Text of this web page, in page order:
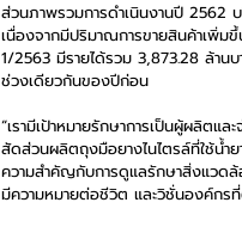
ส่วนภาพรวมการดำเนินงานปี 2562
เนื่องจากมีปริมาณการขายสินค้าเพิ่ม
1/2563 มีรายได้รวม 3,873.28 ล้าน
ช่วงเดียวกันของปีก่อน
“เรามีเป้าหมายรักษาการเป็นผู้ผลิตแ
สัดส่วนผลิตถุงมือยางไนไตรล์ที่ใช้น้ำย
ความสำคัญกับการดูแลรักษาสิ่งแวดล้
มีความหมายต่อชีวิต และวิชั่นองค์ก